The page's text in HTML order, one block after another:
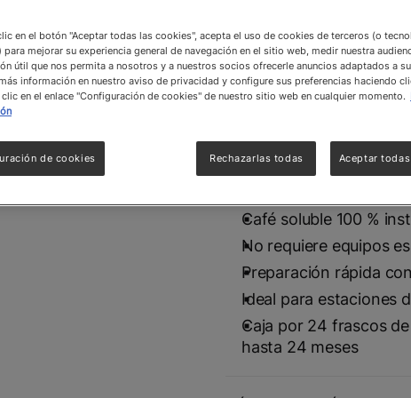
Café soluble NESCAFÉ®
solución práctica para
inmediata y control de
Ideal para operaciones
de sabor y aroma
servicio en buffets,
agua caliente.
Café soluble 100 %
No requiere equipos
Preparación rápida
Ideal para estaciones
Caja por 24 frascos
hasta 24 meses
en el botón "Aceptar todas las cookies", acepta el uso de cookies de terceros (o
para mejorar su experiencia general de navegación en el sitio web, medir nuestra
útil que nos permita a nosotros y a nuestros socios ofrecerle anuncios adaptados a
información en nuestro aviso de privacidad y configure sus preferencias haciendo
en el enlace "Configuración de cookies" de nuestro sitio web en cualquier momento.
Rechazarlas todas Aceptar
de cookies